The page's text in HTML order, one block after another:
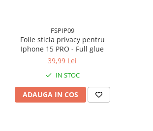
FSPIP09
Folie sticla privacy pentru
Iphone 15 PRO - Full glue
39,99 Lei
IN STOC
ADAUGA IN COS